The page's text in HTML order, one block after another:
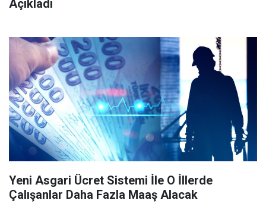
Açıkladı
Yeni Asgari Ücret Sistemi İle O İllerde
Çalışanlar Daha Fazla Maaş Alacak